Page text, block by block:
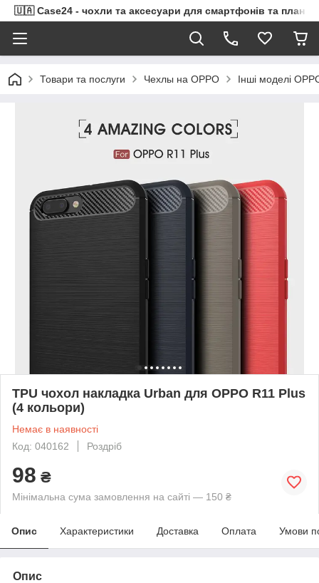
🇺🇦 Case24 - чохли та аксесуари для смартфонів та
Товари та послуги Чехлы на OPPO Інші моделі
TPU чохол накладка Urban для OPPO R11 Plus
(4 кольори)
Немає в наявності
Код: 040162
Роздріб
98 ₴
Мінімальна сума замовлення на сайті — 150 ₴
Опис Характеристики Доставка Оплата Умови
Опис